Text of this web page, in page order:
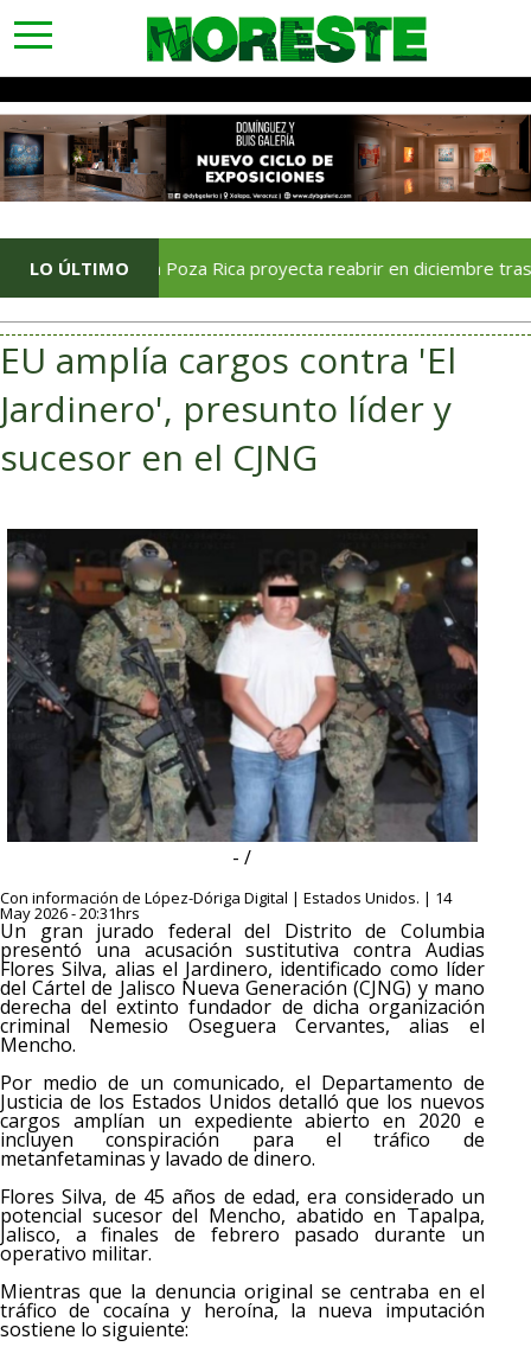
toggle
navigation
LO ÚLTIMO
Soriana Poza Rica proyecta reabrir en diciembre tras
EU amplía cargos contra 'El
Jardinero', presunto líder y
sucesor en el CJNG
- /
Con información de López-Dóriga Digital | Estados Unidos. | 14
May 2026 - 20:31hrs
Un gran jurado federal del Distrito de Columbia
presentó una acusación sustitutiva contra Audias
Flores Silva, alias el Jardinero, identificado como líder
del Cártel de Jalisco Nueva Generación (CJNG) y mano
derecha del extinto fundador de dicha organización
criminal Nemesio Oseguera Cervantes, alias el
Mencho.
Por medio de un comunicado, el Departamento de
Justicia de los Estados Unidos detalló que los nuevos
cargos amplían un expediente abierto en 2020 e
incluyen conspiración para el tráfico de
metanfetaminas y lavado de dinero.
Flores Silva, de 45 años de edad, era considerado un
potencial sucesor del Mencho, abatido en Tapalpa,
Jalisco, a finales de febrero pasado durante un
operativo militar.
Mientras que la denuncia original se centraba en el
tráfico de cocaína y heroína, la nueva imputación
sostiene lo siguiente: